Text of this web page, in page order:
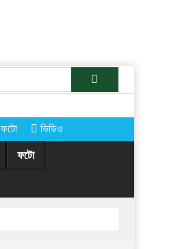
চাঁদপুরের অর্ধশতাধিক গ্রামে আগামীকাল
ফটো ভিডিও
ফটো